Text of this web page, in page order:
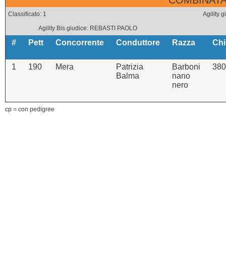
Classificato: 1
Agility
Agility Bis giudice: REBASTI PAOLO
# Pett Concorrente Conduttore Razza
1 190 Mera
Patrizia
Balma
Barboni
nano
nero
cp = con pedigree